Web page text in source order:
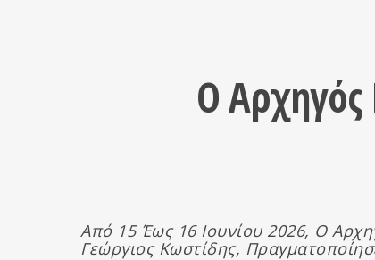
Ο Αρχηγός
Από 15 Έως 16 Ιουνίου 2026, Ο
Γεώργιος Κωστίδης,